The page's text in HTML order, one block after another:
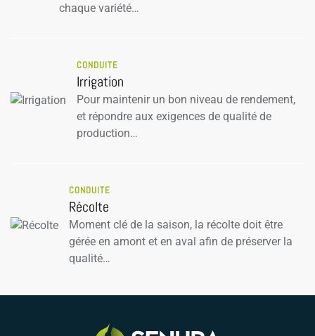
chaque variété…
CONDUITE
Irrigation
Pour maintenir un bon niveau de rendement,
et répondre aux exigences de qualité de
production…
CONDUITE
Récolte
Moment clé de la saison, la récolte doit être
gérée en amont et en aval afin de préserver la
qualité…